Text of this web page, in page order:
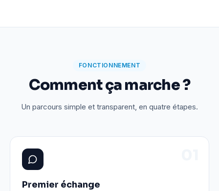
FONCTIONNEMENT
Comment ça marche ?
Un parcours simple et transparent, en quatre étapes.
Premier échange